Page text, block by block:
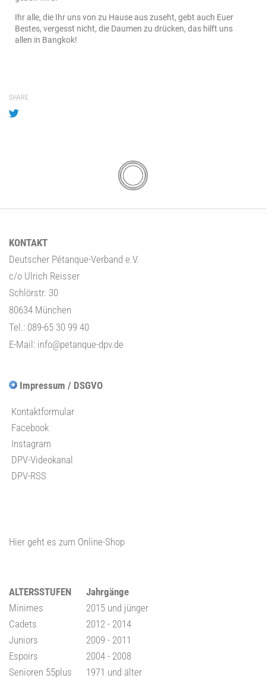
Ihr alle, die Ihr uns von zu Hause aus zuseht, gebt auch Euer
Bestes, vergesst nicht, die Daumen zu drücken, das hilft uns
allen in Bangkok!
SHARE
KONTAKT
Deutscher Pétanque-Verband e.V.
c/o Ulrich Reisser
Schlörstr. 30
80634 München
Tel.: 089-65 30 99 40
E-Mail: info@petanque-dpv.de
Impressum / DSGVO
Kontaktformular
Facebook
Instagram
DPV-Videokanal
DPV-RSS
Hier geht es zum Online-Shop
ALTERSSTUFEN
Jahrgänge
Minimes
2015 und jünger
Cadets
2012 - 2014
Juniors
2009 - 2011
Espoirs
2004 - 2008
Senioren 55plus
1971 und älter